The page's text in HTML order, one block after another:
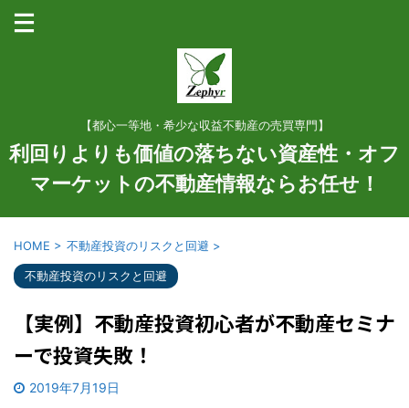
【都心一等地・希少な収益不動産の売買専門】
利回りよりも価値の落ちない資産性・オフ
マーケットの不動産情報ならお任せ！
HOME > 不動産投資のリスクと回避 >
不動産投資のリスクと回避
【実例】不動産投資初心者が不動産セミナ
ーで投資失敗！
2019年7月19日